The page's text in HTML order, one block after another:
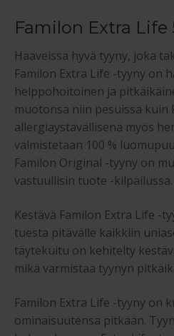
Familon Extra
Haaveissa hyvä tyyny, joka
Familon Extra Life -tyyny on
helppohoitoinen ja
muotonsa niin pesuissa kuin
allergiaystävällisenä myös
valmistetaan 100 %
Familon Original -tyyny on
vastuullisin tuote -kilpailussa.
Kestävä Familon Extra Life -
tuesta pitävälle kaikkiin
täytekuitu on kehitelty
mikä varmistaa tyynyn
Familon Extra Life -tyyny on
ominaisuutensa pitkään.